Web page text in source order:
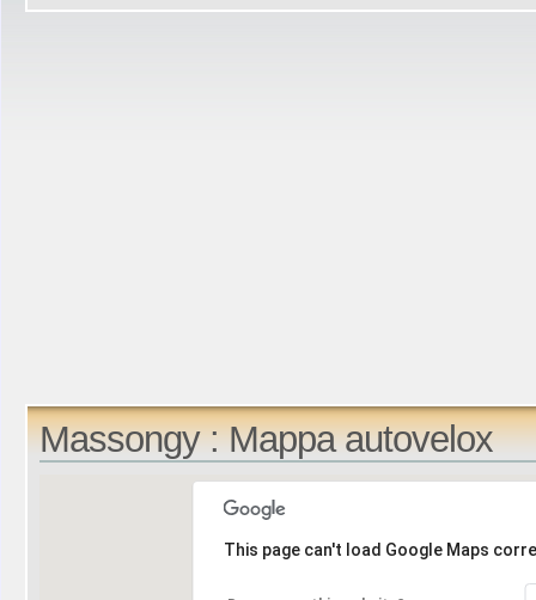
Massongy : Mappa autovelox
This page can't load Google Maps